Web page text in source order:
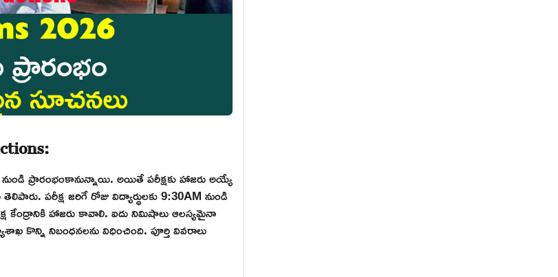
ప్రారంభంకానున్నాయి. అయితే పరీక్షకు హాజరు అయ్యే
పరీక్ష జరిగే రోజు విద్యార్థులకు 9:30AM నుండి
కేంద్రానికి హాజరు కావాలి. ఐదు నిమిషాలు ఆలస్యమైనా
కొన్ని నిబంధనలను విధించింది. పూర్తి వివరాలు